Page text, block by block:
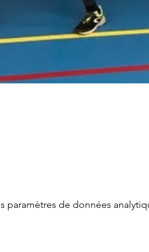
paramètres de données